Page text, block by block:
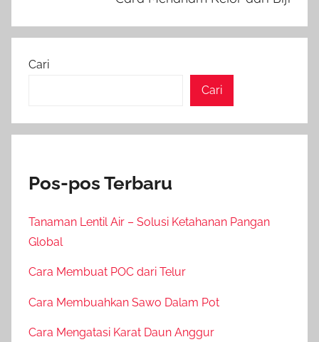
Cari
Cari
Pos-pos Terbaru
Tanaman Lentil Air – Solusi Ketahanan Pangan
Global
Cara Membuat POC dari Telur
Cara Membuahkan Sawo Dalam Pot
Cara Mengatasi Karat Daun Anggur